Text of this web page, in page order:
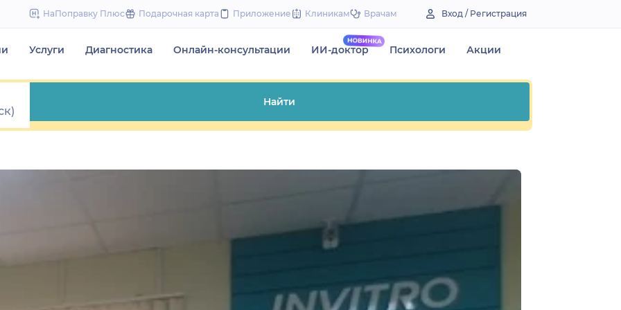
to
НаПоправку Плюс Подарочная карта Приложение Клиникам Врачам Вход / Регистрация
Услуги Диагностика Онлайн-консультации ИИ-доктор Психологи Акции
Найти